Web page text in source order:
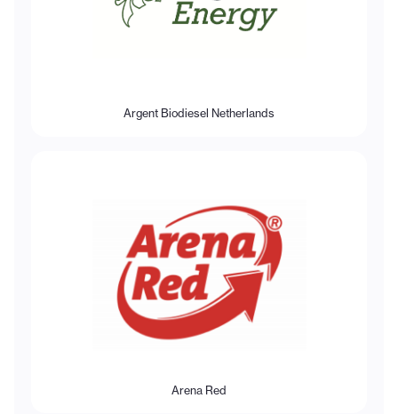
Argent Biodiesel Netherlands
Arena Red